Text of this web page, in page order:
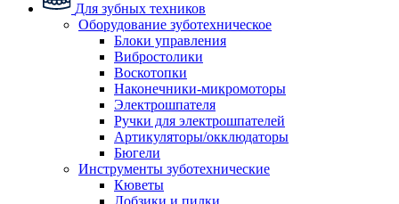
Для зубных техников
Оборудование зуботехническое
Блоки управления
Вибростолики
Воскотопки
Наконечники-микромоторы
Электрошпателя
Ручки для электрошпателей
Артикуляторы/окклюдаторы
Бюгели
Инструменты зуботехнические
Кюветы
Лобзики и пилки